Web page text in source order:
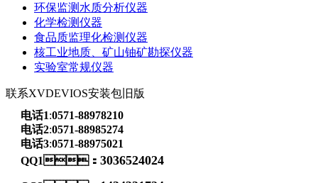
环保监测水质分析仪器
化学检测仪器
食品质监理化检测仪器
核工业地质、矿山铀矿勘探仪器
实验室常规仪器
联系XVDEVIOS安装包旧版
电话1:0571-88978210
电话2:0571-88985274
电话3:0571-88975021
QQ1： 3036524024